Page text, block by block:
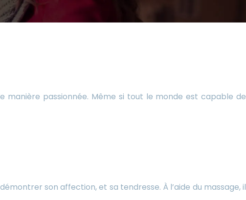
manière passionnée. Même si tout le monde est capable de
son affection, et sa tendresse. À l’aide du massage, il